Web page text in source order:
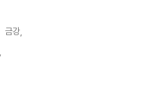
금강,